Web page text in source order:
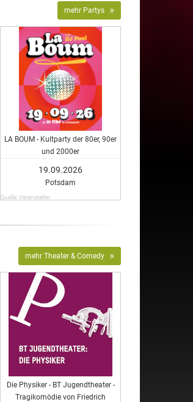
mehr Partys
LA BOUM - Kultparty der 80er, 90er
und 2000er
19.09.2026
Potsdam
Quelle: Veranstalter
mehr Theater & Comedy
Die Physiker - BT Jugendtheater -
Tragikomödie von Friedrich